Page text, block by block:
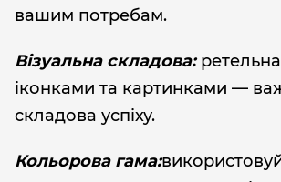
вашим потребам.
Візуальна складова:
іконками та картинками —
складова успіху.
Кольорова гама: